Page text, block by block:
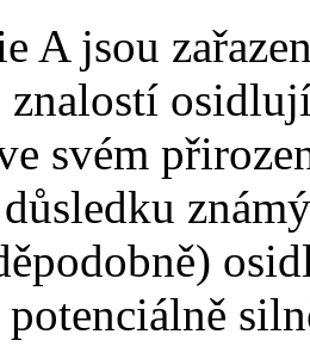
A jsou
znalostí
svém